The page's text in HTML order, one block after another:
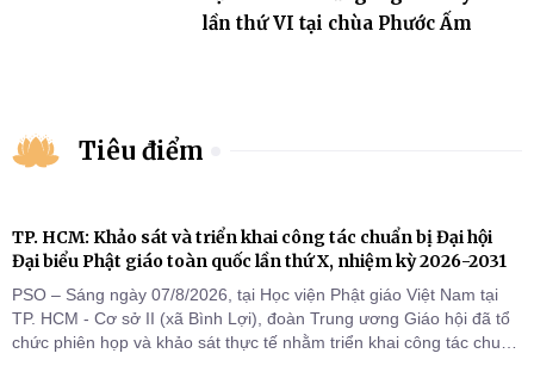
lần thứ VI tại chùa Phước Ấm
Tiêu điểm
TP. HCM: Khảo sát và triển khai công tác chuẩn bị Đại hội
Đại biểu Phật giáo toàn quốc lần thứ X, nhiệm kỳ 2026-2031
PSO – Sáng ngày 07/8/2026, tại Học viện Phật giáo Việt Nam tại
TP. HCM - Cơ sở II (xã Bình Lợi), đoàn Trung ương Giáo hội đã tổ
chức phiên họp và khảo sát thực tế nhằm triển khai công tác chuẩn